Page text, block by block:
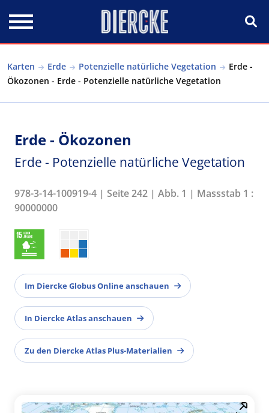
Karten Erde Potenzielle natürliche Vegetation
Erde -
Ökozonen - Erde - Potenzielle natürliche Vegetation
Erde - Ökozonen
Erde - Potenzielle natürliche Vegetation
978-3-14-100919-4 | Seite 242 | Abb. 1 | Massstab 1 :
90000000
Im Diercke Globus Online anschauen
In Diercke Atlas anschauen
Zu den Diercke Atlas Plus-Materialien